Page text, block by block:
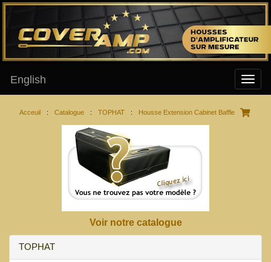
English
Acceuil : Catalogue : TOPHAT : Housse Extension Cabinet Baffle
Voir notre catalogue
TOPHAT